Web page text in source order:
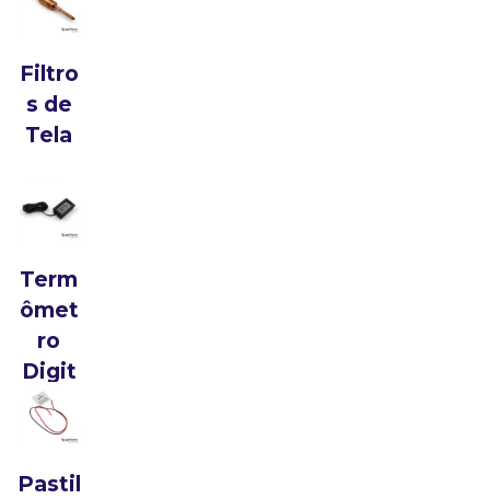
Filtro
s de
Tela
Term
ômet
ro
Digit
al
Pastil